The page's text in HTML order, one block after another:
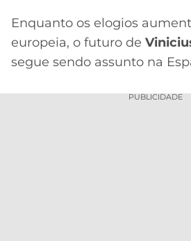
Enquanto os elogios
europeia, o futuro de
segue sendo assunto na
PUBLICIDADE